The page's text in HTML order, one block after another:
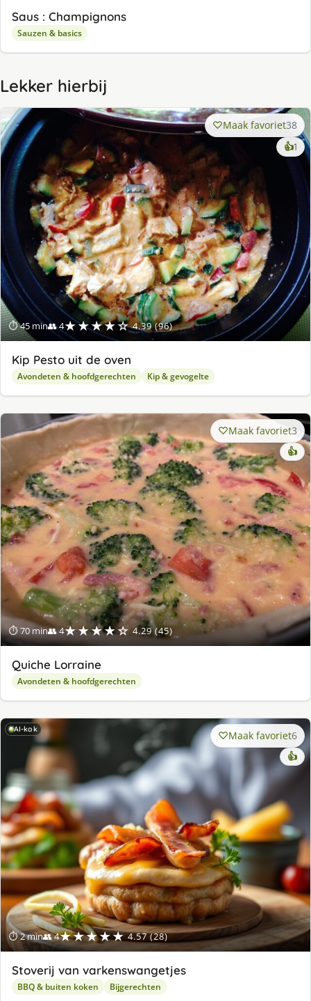
Saus : Champignons
Sauzen & basics
Lekker hierbij
⏱ 45 min👥 4★★★★☆ 4.39 (96)
Maak favoriet38
👍1
Kip Pesto uit de oven
Avondeten & hoofdgerechten Kip & gevogelte
⏱ 70 min👥 4★★★★☆ 4.29 (45)
Maak favoriet3
👍
Quiche Lorraine
Avondeten & hoofdgerechten
AI-kok
⏱ 2 min👥 4★★★★★ 4.57 (28)
Maak favoriet6
👍
Stoverij van varkenswangetjes
BBQ & buiten koken Bijgerechten